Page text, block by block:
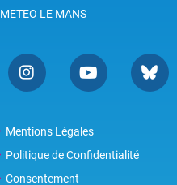
METEO LE MANS
Mentions Légales
Politique de Confidentialité
Consentement